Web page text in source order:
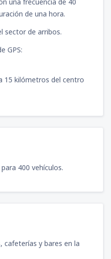
de una hora.
sector de arribos.
GPS:
15 kilómetros del centro
400 vehículos.
cafeterías y bares en la